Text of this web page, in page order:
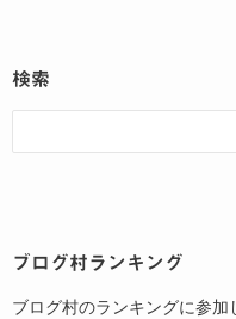
検索
ブログ村ランキング
ブログ村のランキングに参